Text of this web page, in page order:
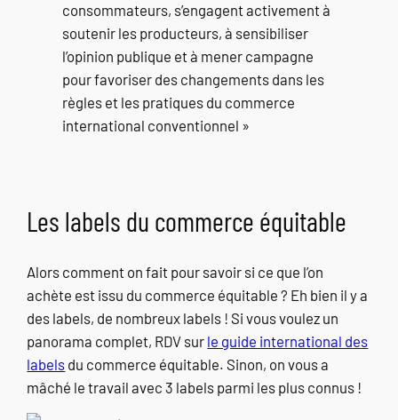
consommateurs, s’engagent activement à
soutenir les producteurs, à sensibiliser
l’opinion publique et à mener campagne
pour favoriser des changements dans les
règles et les pratiques du commerce
international conventionnel »
Les labels du commerce équitable
Alors comment on fait pour savoir si ce que l’on
achète est issu du commerce équitable ? Eh bien il y a
des labels, de nombreux labels ! Si vous voulez un
panorama complet, RDV sur le guide international des
labels du commerce équitable. Sinon, on vous a
mâché le travail avec 3 labels parmi les plus connus !